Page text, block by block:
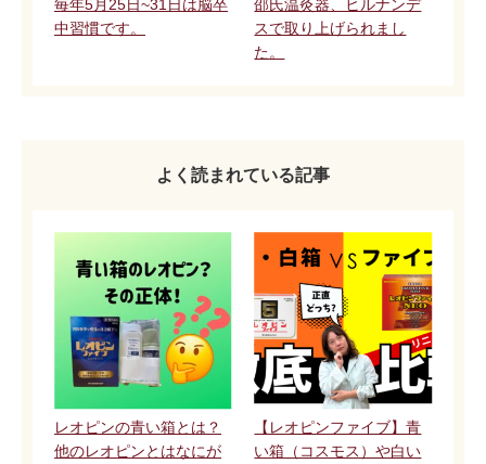
毎年5月25日~31日は脳卒
中習慣です。
邵氏温灸器、ヒルナンデ
スで取り上げられまし
た。
よく読まれている記事
レオピンの青い箱とは？
他のレオピンとはなにが
【レオピンファイブ】青
い箱（コスモス）や白い